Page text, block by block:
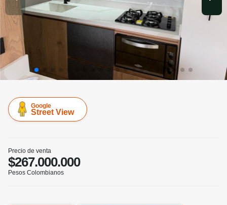
Google
Street View
Precio de venta
$267.000.000
Pesos Colombianos